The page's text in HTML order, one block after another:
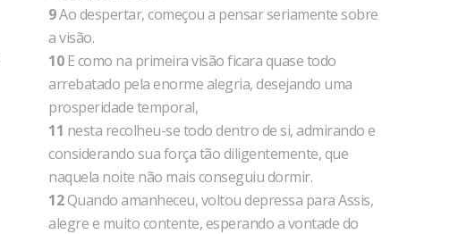
9Ao despertar, começou a pensar seriamente sobre
a visão.
10E como na primeira visão ficara quase todo
arrebatado pela enorme alegria, desejando uma
prosperidade temporal,
11 nesta recolheu-se todo dentro de si, admirando e
considerando sua força tão diligentemente, que
naquela noite não mais conseguiu dormir.
12Quando amanheceu, voltou depressa para Assis,
alegre e muito contente, esperando a vontade do